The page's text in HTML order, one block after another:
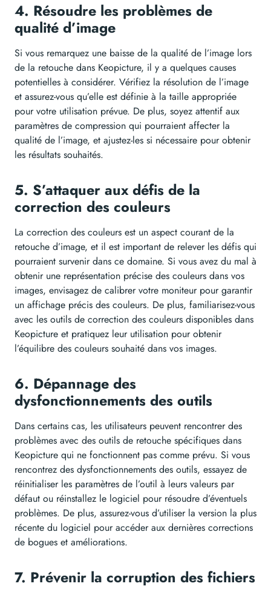
4. Résoudre les problèmes de
qualité d’image
Si vous remarquez une baisse de la qualité de l’image lors
de la retouche dans Keopicture, il y a quelques causes
potentielles à considérer. Vérifiez la résolution de l’image
et assurez-vous qu’elle est définie à la taille appropriée
pour votre utilisation prévue. De plus, soyez attentif aux
paramètres de compression qui pourraient affecter la
qualité de l’image, et ajustez-les si nécessaire pour obtenir
les résultats souhaités.
5. S’attaquer aux défis de la
correction des couleurs
La correction des couleurs est un aspect courant de la
retouche d’image, et il est important de relever les défis qui
pourraient survenir dans ce domaine. Si vous avez du mal à
obtenir une représentation précise des couleurs dans vos
images, envisagez de calibrer votre moniteur pour garantir
un affichage précis des couleurs. De plus, familiarisez-vous
avec les outils de correction des couleurs disponibles dans
Keopicture et pratiquez leur utilisation pour obtenir
l’équilibre des couleurs souhaité dans vos images.
6. Dépannage des
dysfonctionnements des outils
Dans certains cas, les utilisateurs peuvent rencontrer des
problèmes avec des outils de retouche spécifiques dans
Keopicture qui ne fonctionnent pas comme prévu. Si vous
rencontrez des dysfonctionnements des outils, essayez de
réinitialiser les paramètres de l’outil à leurs valeurs par
défaut ou réinstallez le logiciel pour résoudre d’éventuels
problèmes. De plus, assurez-vous d’utiliser la version la plus
récente du logiciel pour accéder aux dernières corrections
de bogues et améliorations.
7. Prévenir la corruption des fichiers